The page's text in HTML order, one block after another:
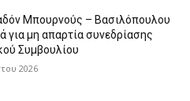
Μπουρνούς – Βασιλόπουλου
για μη απαρτία συνεδρίασης
Συμβουλίου
2026